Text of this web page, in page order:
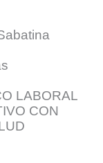
LABORAL
CON